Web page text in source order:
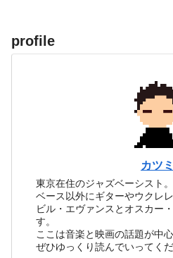
profile
カツミ
東京在住のジャズベーシスト。
ベース以外にギターやウクレ
ビル・エヴァンスとオスカー
す。
ここは音楽と映画の話題が中
ぜひゆっくり読んでいってくだ